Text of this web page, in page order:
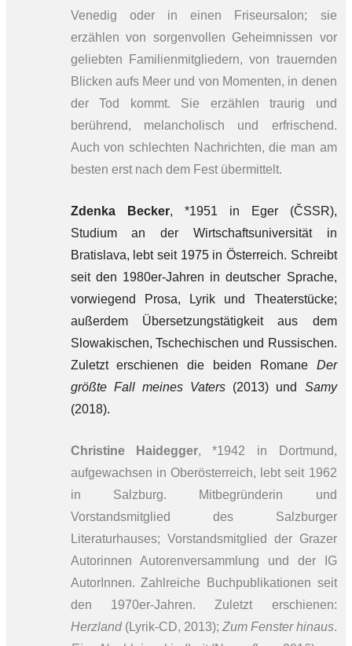
Venedig oder in einen Friseursalon; sie
erzählen von sorgenvollen Geheimnissen vor
geliebten Familienmitgliedern, von trauernden
Blicken aufs Meer und von Momenten, in denen
der Tod kommt. Sie erzählen traurig und
berührend, melancholisch und erfrischend.
Auch von schlechten Nachrichten, die man am
besten erst nach dem Fest übermittelt.
Zdenka Becker, *1951 in Eger (ČSSR),
Studium an der Wirtschaftsuniversität in
Bratislava, lebt seit 1975 in Österreich. Schreibt
seit den 1980er-Jahren in deutscher Sprache,
vorwiegend Prosa, Lyrik und Theaterstücke;
außerdem Übersetzungstätigkeit aus dem
Slowakischen, Tschechischen und Russischen.
Zuletzt erschienen die beiden Romane Der
größte Fall meines Vaters(2013) und Samy
(2018).
Christine Haidegger, *1942 in Dortmund,
aufgewachsen in Oberösterreich, lebt seit 1962
in Salzburg. Mitbegründerin und
Vorstandsmitglied des Salzburger
Literaturhauses; Vorstandsmitglied der Grazer
Autorinnen Autorenversammlung und der IG
AutorInnen. Zahlreiche Buchpublikationen seit
den 1970er-Jahren. Zuletzt erschienen:
Herzland(Lyrik-CD, 2013); Zum Fenster hinaus.